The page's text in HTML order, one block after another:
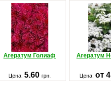
Агератум Голиаф Агератум
Цена: 5.60 грн. Цена: от